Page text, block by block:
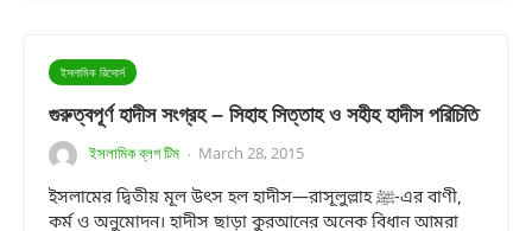
ইসলামিক রিসোর্স
গুরুত্বপূর্ণ হাদীস সংগ্রহ – সিহাহ সিত্তাহ ও সহীহ হাদীস পরিচিতি
ইসলামিক ব্লগ টিম · March 28, 2015
ইসলামের দ্বিতীয় মূল উৎস হল হাদীস—রাসূলুল্লাহ ﷺ-এর বাণী,
কর্ম ও অনুমোদন। হাদীস ছাড়া কুরআনের অনেক বিধান আমরা